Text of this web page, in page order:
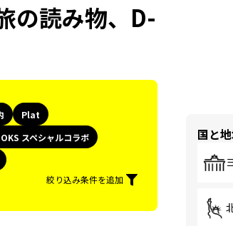
の読み物、D-
Plat
スペシャルコラボ
絞り込み条件を追加
国と